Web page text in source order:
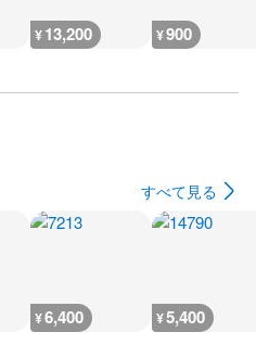
¥13,200 ¥900
すべて見る
¥6,400 ¥5,400